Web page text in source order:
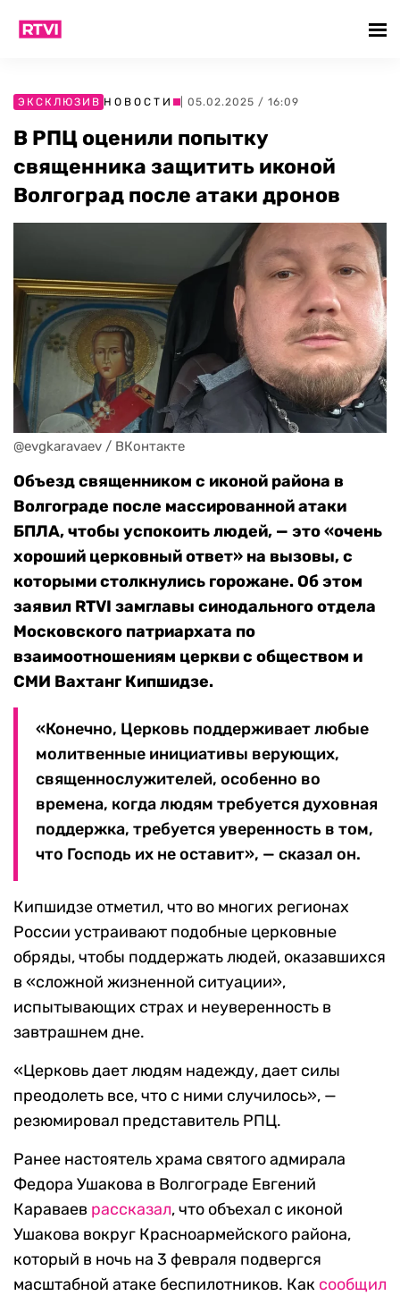
ЭКСКЛЮЗИВ НОВОСТИ | 05.02.2025 / 16:09
В РПЦ оценили попытку
священника защитить иконой
Волгоград после атаки дронов
@evgkaravaev / ВКонтакте
Объезд священником с иконой района в
Волгограде после массированной атаки
БПЛА, чтобы успокоить людей, — это «очень
хороший церковный ответ» на вызовы, с
которыми столкнулись горожане. Об этом
заявил RTVI замглавы синодального отдела
Московского патриархата по
взаимоотношениям церкви с обществом и
СМИ Вахтанг Кипшидзе.
«Конечно, Церковь поддерживает любые
молитвенные инициативы верующих,
священнослужителей, особенно во
времена, когда людям требуется духовная
поддержка, требуется уверенность в том,
что Господь их не оставит», — сказал он.
Кипшидзе отметил, что во многих регионах
России устраивают подобные церковные
обряды, чтобы поддержать людей, оказавшихся
в «сложной жизненной ситуации»,
испытывающих страх и неуверенность в
завтрашнем дне.
«Церковь дает людям надежду, дает силы
преодолеть все, что с ними случилось», —
резюмировал представитель РПЦ.
Ранее настоятель храма святого адмирала
Федора Ушакова в Волгограде Евгений
Караваев рассказал, что объехал с иконой
Ушакова вокруг Красноармейского района,
который в ночь на 3 февраля подвергся
масштабной атаке беспилотников. Как сообщил